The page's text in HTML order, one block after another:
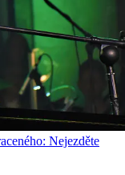
Nejezděte